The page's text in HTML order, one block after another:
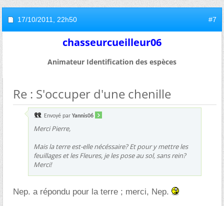
17/10/2011, 22h50 #7
chasseurcueilleur06
Animateur Identification des espèces
Re : S'occuper d'une chenille
Envoyé par Yannis06
Merci Pierre,
Mais la terre est-elle nécéssaire? Et pour y mettre les
feuillages et les Fleures, je les pose au sol, sans rein?
Merci!
Nep. a répondu pour la terre ; merci, Nep.